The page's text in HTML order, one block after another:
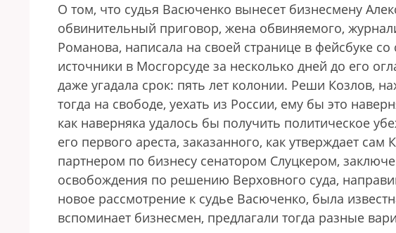
О том, что судья Васюченко вынесет бизнесмену
обвинительный приговор, жена обвиняемого,
Романова, написала на своей странице в фейсбуке со
источники в Мосгорсуде за несколько дней до его
даже угадала срок: пять лет колонии. Реши Козлов,
тогда на свободе, уехать из России, ему бы это
как наверняка удалось бы получить политическое
его первого ареста, заказанного, как утверждает сам
партнером по бизнесу сенатором Слуцкером,
освобождения по решению Верховного суда,
новое рассмотрение к судье Васюченко, была
вспоминает бизнесмен, предлагали тогда разные